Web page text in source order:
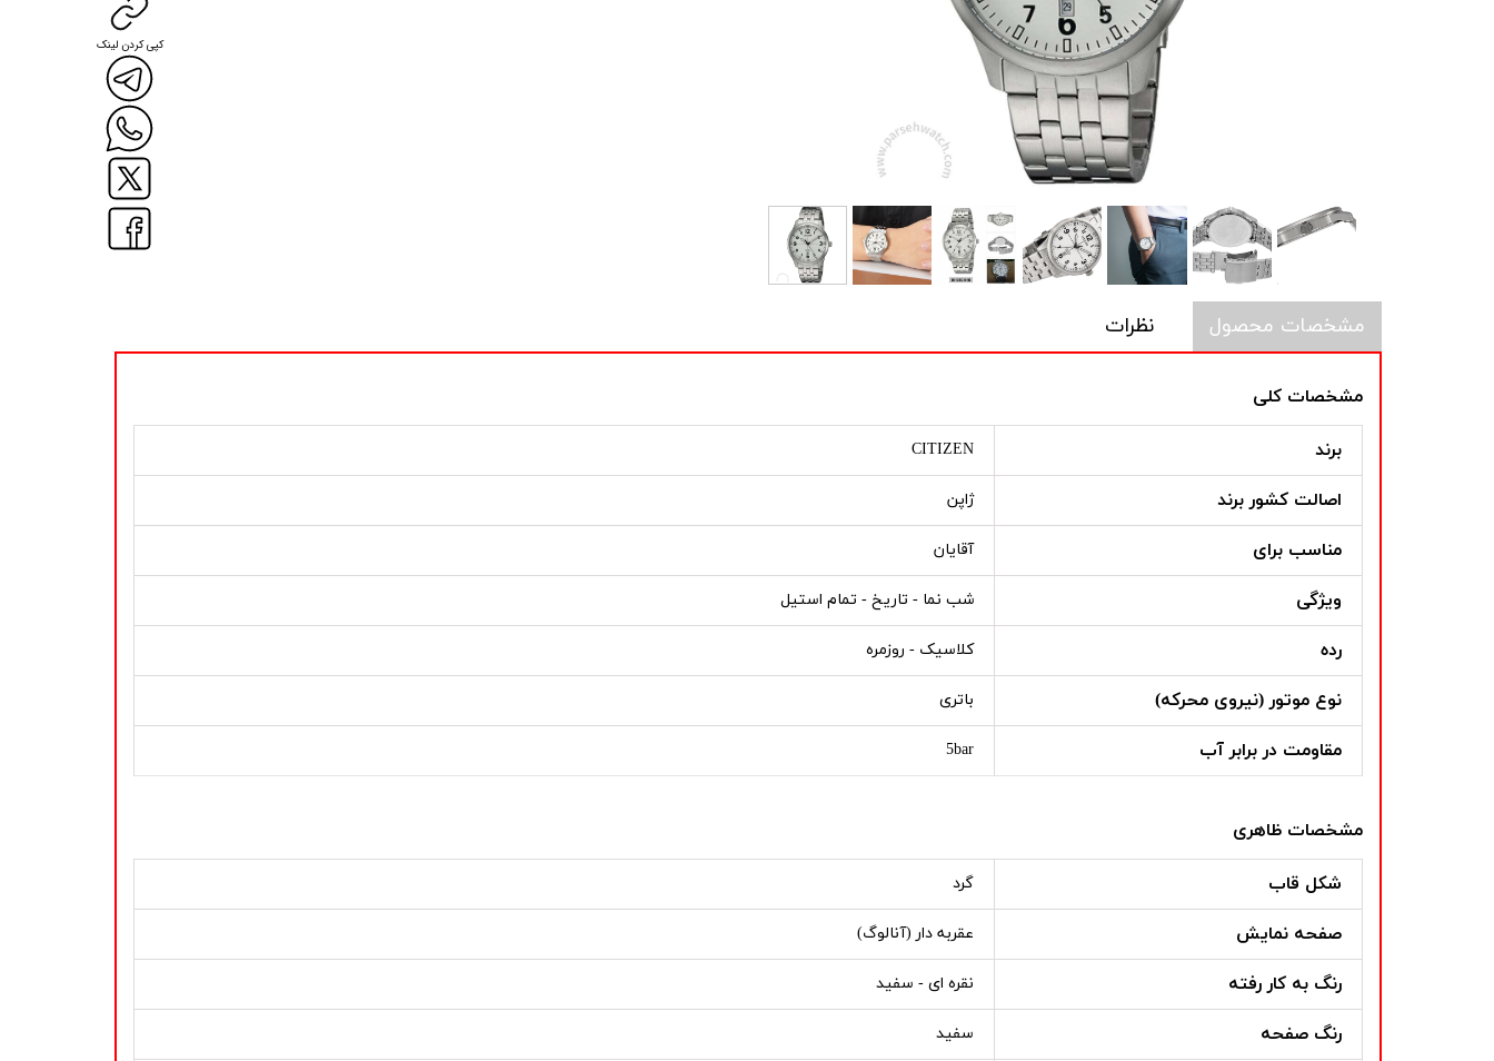
مشخصات محصول نظرات
مشخصات کلی
برند CITIZEN
اصالت کشور برند ژاپن
مناسب برای آقایان
ویژگی شب نما - تاریخ - تمام استیل
رده کلاسیک - روزمره
نوع موتور (نیروی محرکه) باتری
مقاومت در برابر آب 5bar
مشخصات ظاهری
شکل قاب گرد
صفحه نمایش عقربه دار (آنالوگ)
رنگ به کار رفته نقره ای - سفید
رنگ صفحه سفید
کپی کردن لینک